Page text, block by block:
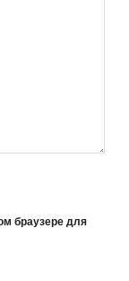
браузере для